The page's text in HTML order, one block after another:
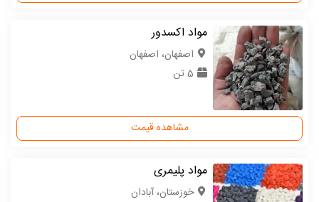
مواد اکسدور
اصفهان، اصفهان
5 تن
مشاهده قیمت
مواد پلیمری
خوزستان، آبادان